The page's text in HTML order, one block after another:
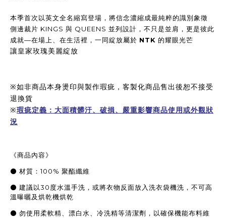
本季首次以英文全名縮寫登場，將信念濃縮成最純粹的識別象徵
側邊裁片 KINGS 與 QUEENS 並列設計 ，不只是並肩，更是彼此
成就—在場上、在生活裡，一同綻放屬於 NTK 的耀眼光芒
讓皇家玫瑰美麗綻放
※如非商品本身燙印與製作瑕疵，客製化商品售出後恕不接受
退換貨
※瑕疵定義：大面積髒汙、破損、嚴重影響商品使用或外觀狀
況
《商品內容》
⚫ 材質：100% 聚酯纖維
⚫ 建議以30度水溫手洗，或將衣物反面放入洗衣袋機洗，不可高
溫曝曬及烘乾機烘乾
⚫ 勿使用柔軟精、漂白水、冷洗精等清潔劑，以確保機能布料維